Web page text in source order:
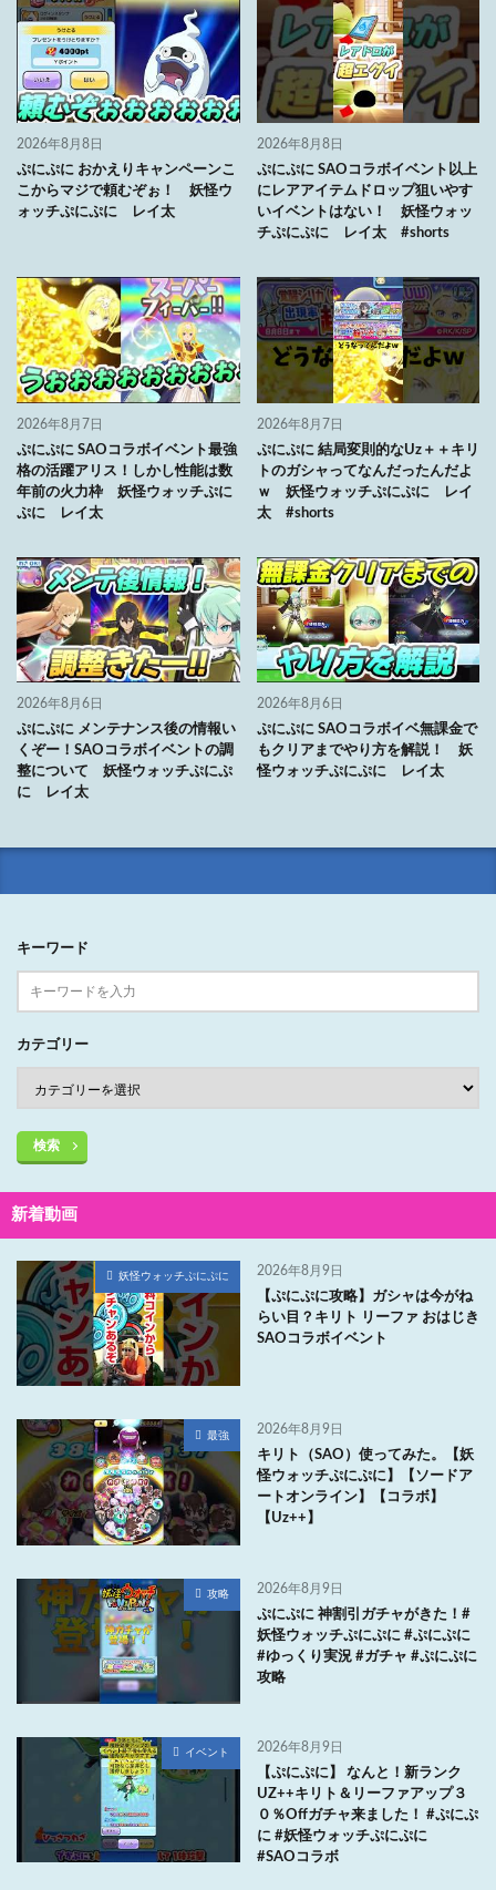
2026年8月8日
ぷにぷに おかえりキャンペーンこ
こからマジで頼むぞぉ！ 妖怪ウ
ォッチぷにぷに レイ太
2026年8月8日
ぷにぷに SAOコラボイベント以上
にレアアイテムドロップ狙いやす
いイベントはない！ 妖怪ウォッ
チぷにぷに レイ太 #shorts
2026年8月7日
ぷにぷに SAOコラボイベント最強
格の活躍アリス！しかし性能は数
年前の火力枠 妖怪ウォッチぷに
ぷに レイ太
2026年8月7日
ぷにぷに 結局変則的なUz＋＋キリ
トのガシャってなんだったんだよ
ｗ 妖怪ウォッチぷにぷに レイ
太 #shorts
2026年8月6日
ぷにぷに メンテナンス後の情報い
くぞー！SAOコラボイベントの調
整について 妖怪ウォッチぷにぷ
に レイ太
2026年8月6日
ぷにぷに SAOコラボイベ無課金で
もクリアまでやり方を解説！ 妖
怪ウォッチぷにぷに レイ太
キーワード
カテゴリー
検索
新着動画
妖怪ウォッチぷにぷに 2026年8月9日
【ぷにぷに攻略】ガシャは今がね
らい目？キリト リーファ おはじき
SAOコラボイベント
最強 2026年8月9日
キリト（SAO）使ってみた。【妖
怪ウォッチぷにぷに】【ソードア
ートオンライン】【コラボ】
【Uz++】
攻略 2026年8月9日
ぷにぷに 神割引ガチャがきた！#
妖怪ウォッチぷにぷに #ぷにぷに
#ゆっくり実況 #ガチャ #ぷにぷに
攻略
イベント 2026年8月9日
【ぷにぷに】 なんと！新ランク
UZ++キリト＆リーファアップ３
０％Offガチャ来ました！ #ぷにぷ
に #妖怪ウォッチぷにぷに
#SAOコラボ